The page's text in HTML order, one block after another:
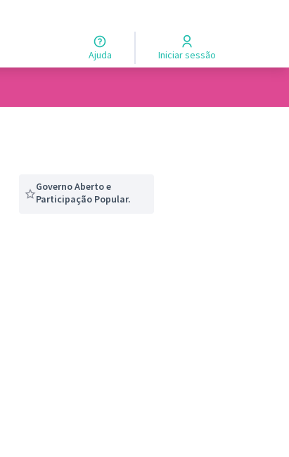
Ajuda Iniciar sessão
de recursos
Governo Aberto e
Participação Popular.